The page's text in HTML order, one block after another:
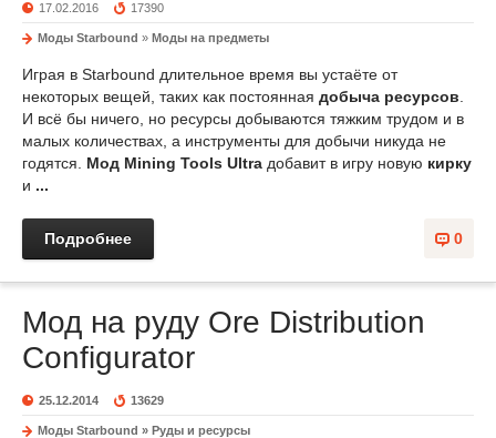
17.02.2016 17390
Моды Starbound » Моды на предметы
Играя в Starbound длительное время вы устаёте от
некоторых вещей, таких как постоянная добыча ресурсов
И всё бы ничего, но ресурсы добываются тяжким трудом и в
малых количествах, а инструменты для добычи никуда не
годятся. Мод Mining Tools Ultra добавит в игру новую кирку
и ...
0
Подробнее
Мод на руду Ore Distribution
Configurator
25.12.2014 13629
Моды Starbound » Руды и ресурсы